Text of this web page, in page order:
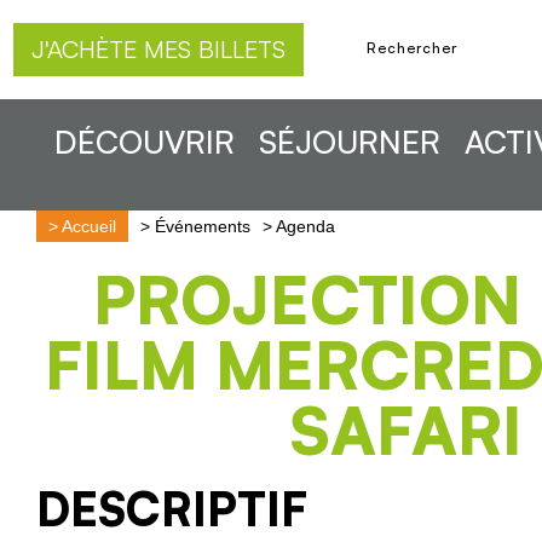
J'ACHÈTE MES BILLETS
DÉCOUVRIR SÉJOURNER
>Accueil > Événements >Agenda
PROJECTION
FILM
SAFARI
DESCRIPTIF